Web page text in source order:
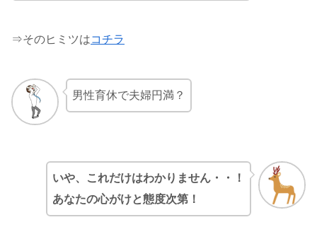
⇒そのヒミツはコチラ
男性育休で夫婦円満？
いや、これだけはわかりません・・！
あなたの心がけと態度次第！